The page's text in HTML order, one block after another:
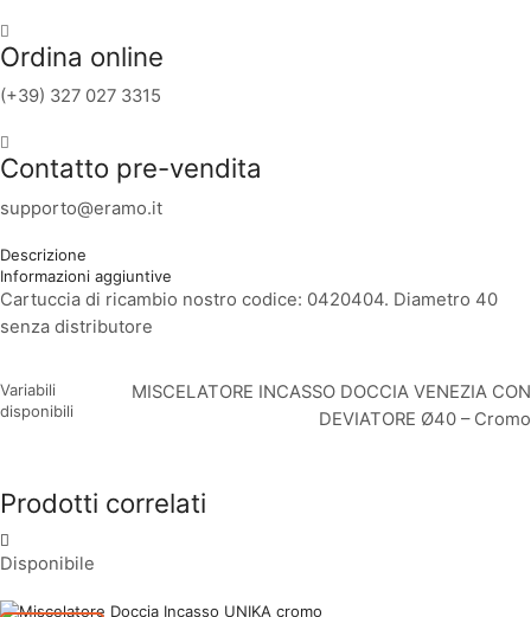
Ordina online
(+39) 327 027 3315
Contatto pre-vendita
supporto@eramo.it
Descrizione
Informazioni aggiuntive
Cartuccia di ricambio nostro codice: 0420404. Diametro 40
senza distributore
Variabili
disponibili
MISCELATORE INCASSO DOCCIA VENEZIA CON
DEVIATORE Ø40 – Cromo
Prodotti correlati
Disponibile